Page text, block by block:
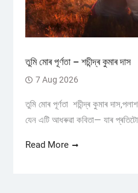
তুমি মোৰ পূৰ্ণতা – শচীন্দ্ৰ কুমাৰ দাস
7 Aug 2026
তুমি মোৰ পূৰ্ণতা শচীন্দ্ৰ কুমাৰ
যেন এটি আধৰুৱা কবিতা— যাৰ
Read More